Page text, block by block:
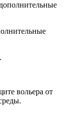
вольера от